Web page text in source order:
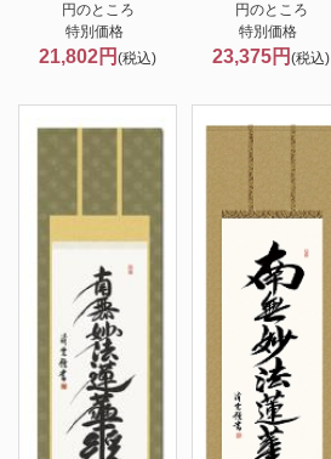
円のところ
特別価格
21,802円(税込)
円のところ
特別価格
23,375円(税込)